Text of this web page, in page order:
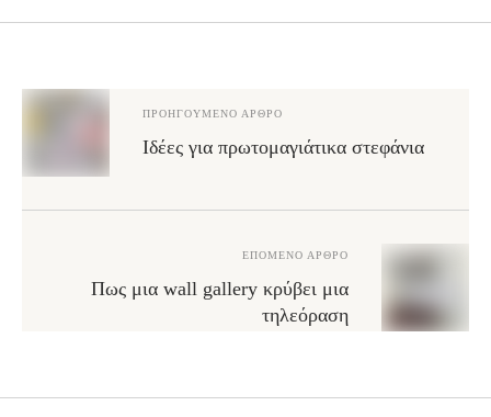
ΠΡΟΗΓΟΎΜΕΝΟ ΆΡΘΡΟ
Ιδέες για πρωτομαγιάτικα στεφάνια
ΕΠΌΜΕΝΟ ΆΡΘΡΟ
Πως μια wall gallery κρύβει μια
τηλεόραση